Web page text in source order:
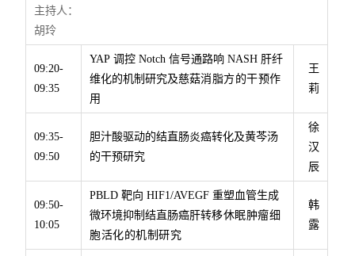
主持人：
胡玲
09:20-
09:35
YAP调控Notch信号通路响NASH 肝纤
维化的机制研究及慈菇消脂方的干预作
用
王
莉
09:35-
09:50
胆汁酸驱动的结直肠炎癌转化及黄芩汤
的干预研究
徐
汉
辰
09:50-
10:05
PBLD靶向HIF1/AVEGF重塑血管生成
微环境抑制结直肠癌肝转移休眠肿瘤细
胞活化的机制研究
韩
露